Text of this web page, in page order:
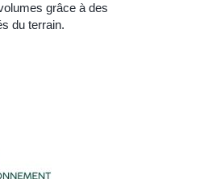
grâce à des
du terrain.